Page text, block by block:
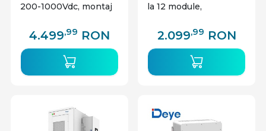
200-1000Vdc, montaj
G Pro
4.499,99 RON
la 12 module,
2.099,99 RON